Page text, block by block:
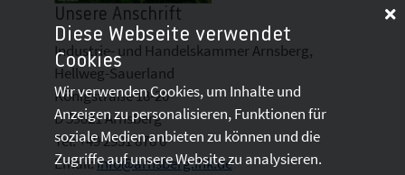
Unsere Anschrift
Industrie- und Handelskammer Arnsberg,
Hellweg-Sauerland
Königstraße 18-20
D 59821 Arnsberg
Tel: +49 2931 878 0
Email:info@arnsberg.ihk.de
Diese Webseite verwendet
Cookies
Wir verwenden Cookies, um Inhalte und
Anzeigen zu personalisieren, Funktionen für
soziale Medien anbieten zu können und die
Zugriffe auf unsere Website zu analysieren.